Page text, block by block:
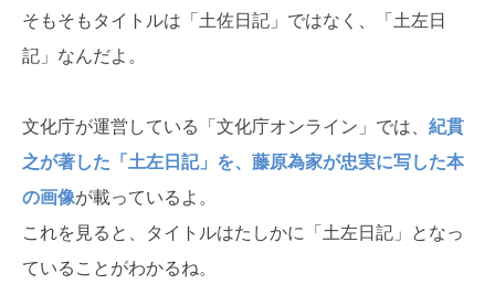
そもそもタイトルは「土佐日記」ではなく、「土左日
記」なんだよ。
文化庁が運営している「文化庁オンライン」では、 紀貫
之が著した「土左日記」を、藤原為家が忠実に写した本
の画像が載っているよ。
これを見ると、タイトルはたしかに「土左日記」となっ
ていることがわかるね。